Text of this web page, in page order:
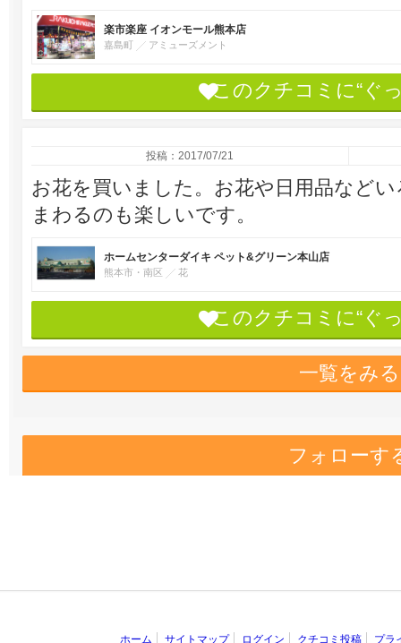
楽市楽座 イオンモール熊本店
嘉島町 アミューズメント
このクチコミに“ぐ
投稿：2017/07/21
お花を買いました。お花や日用品など
まわるのも楽しいです。
ホームセンターダイキ ペット&グリーン本山店
熊本市・南区 花
このクチコミに“ぐ
一覧をみる
フォローす
ホーム サイトマップ ログイン クチコミ投稿 プラ